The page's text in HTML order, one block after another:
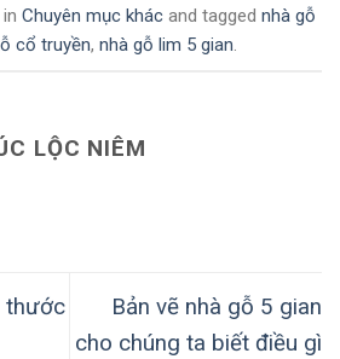
Chuyên mục khác and tagged nhà gỗ
cổ truyền, nhà gỗ lim 5 gian.
LỘC NIÊM
thước
Bản vẽ nhà gỗ 5 gian
cho chúng ta biết điều gì